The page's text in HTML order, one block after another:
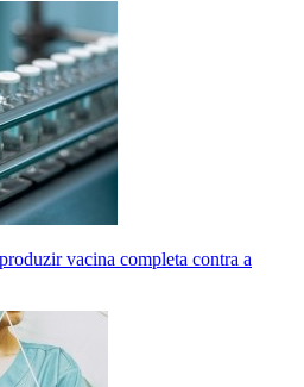
vacina completa contra a